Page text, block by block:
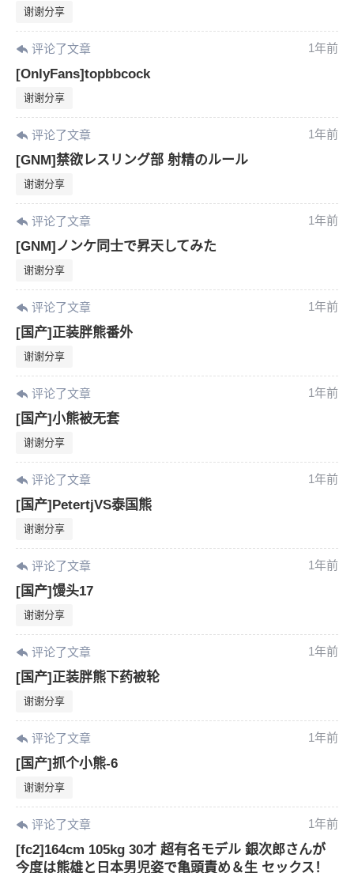
谢谢分享
评论了文章 1年前
[OnlyFans]topbbcock
谢谢分享
评论了文章 1年前
[GNM]禁欲レスリング部 射精のルール
谢谢分享
评论了文章 1年前
[GNM]ノンケ同士で昇天してみた
谢谢分享
评论了文章 1年前
[国产]正装胖熊番外
谢谢分享
评论了文章 1年前
[国产]小熊被无套
谢谢分享
评论了文章 1年前
[国产]PetertjVS泰国熊
谢谢分享
评论了文章 1年前
[国产]馒头17
谢谢分享
评论了文章 1年前
[国产]正装胖熊下药被轮
谢谢分享
评论了文章 1年前
[国产]抓个小熊-6
谢谢分享
评论了文章 1年前
[fc2]164cm 105kg 30才 超有名モデル 銀次郎さんが
今度は熊雄と日本男児姿で亀頭責め＆生 セックス！
6位以上